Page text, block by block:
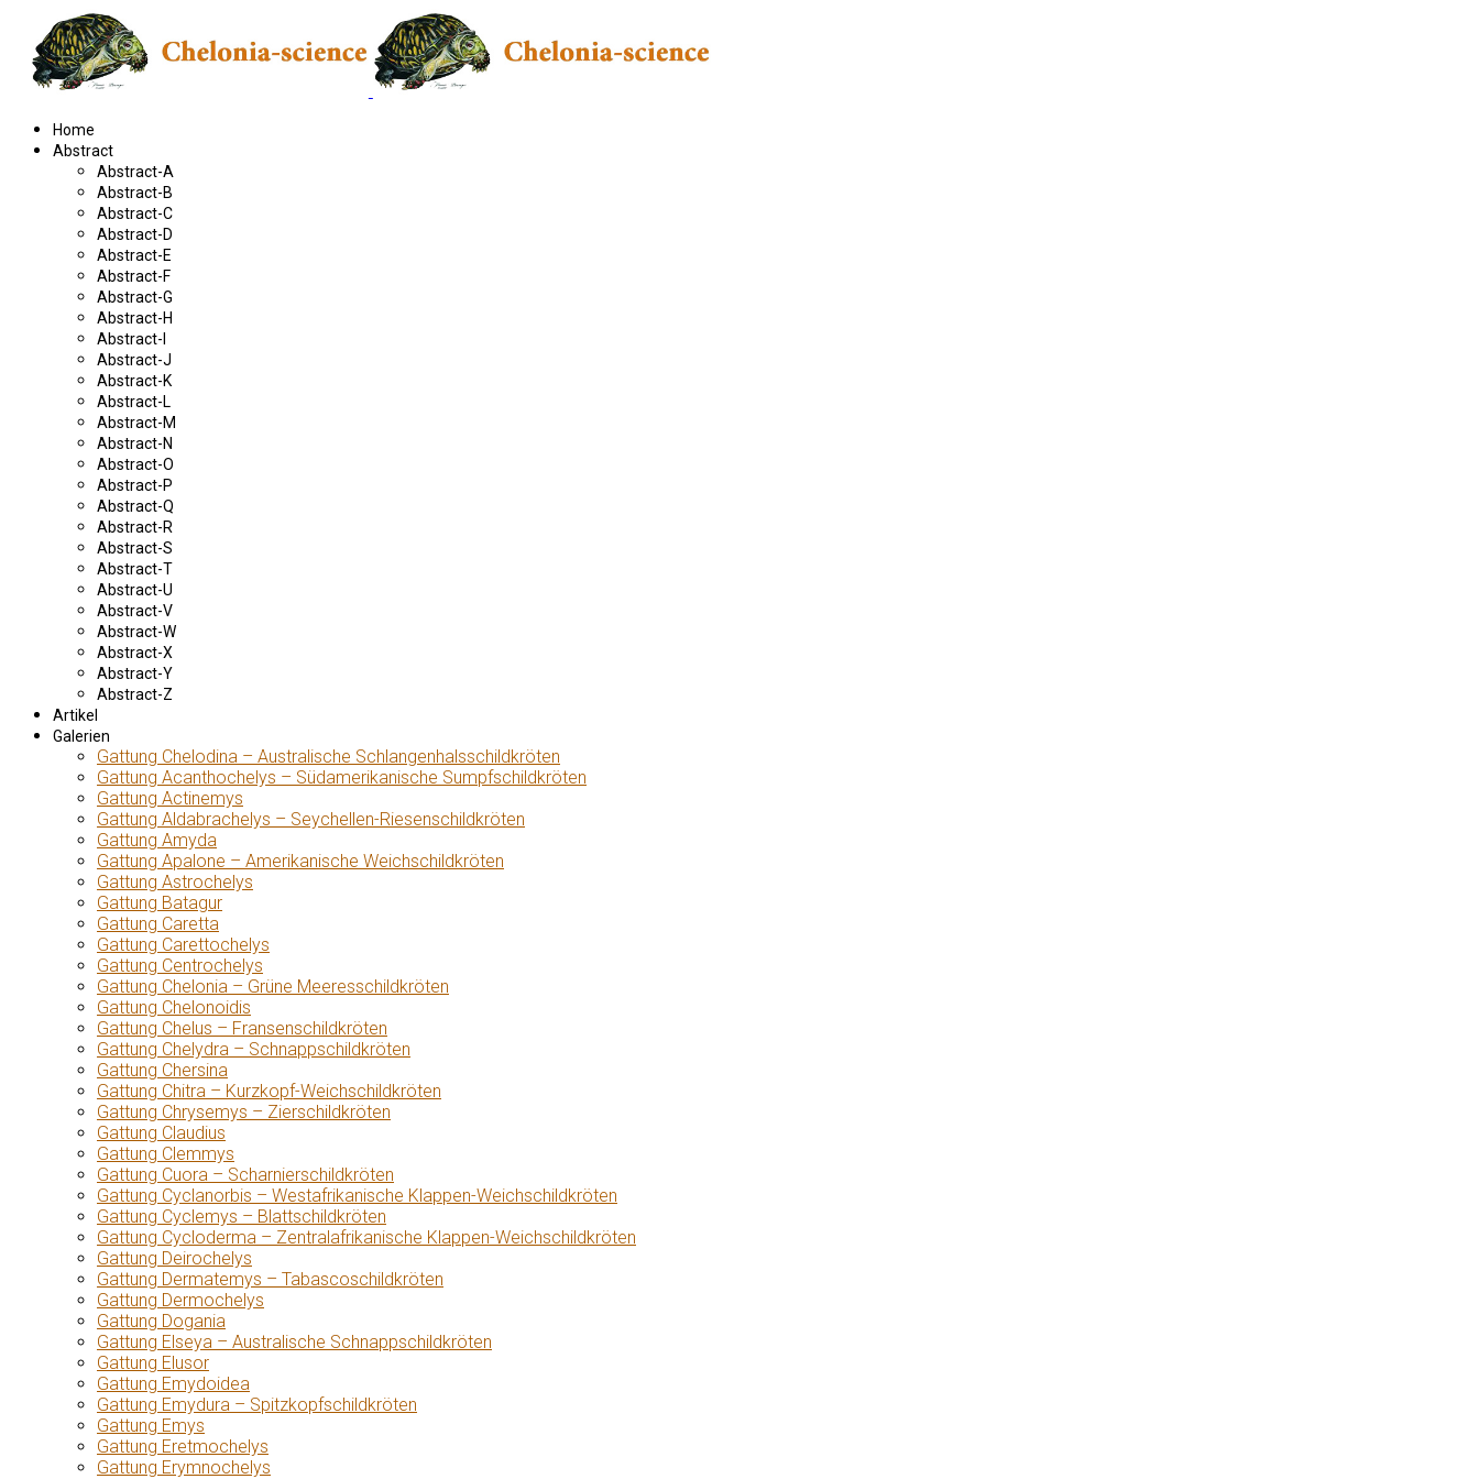
Home
Abstract
Abstract-A
Abstract-B
Abstract-C
Abstract-D
Abstract-E
Abstract-F
Abstract-G
Abstract-H
Abstract-I
Abstract-J
Abstract-K
Abstract-L
Abstract-M
Abstract-N
Abstract-O
Abstract-P
Abstract-Q
Abstract-R
Abstract-S
Abstract-T
Abstract-U
Abstract-V
Abstract-W
Abstract-X
Abstract-Y
Abstract-Z
Artikel
Galerien
Gattung Chelodina – Australische Schlangenhalsschildkröten
Gattung Acanthochelys – Südamerikanische Sumpfschildkröten
Gattung Actinemys
Gattung Aldabrachelys – Seychellen-Riesenschildkröten
Gattung Amyda
Gattung Apalone – Amerikanische Weichschildkröten
Gattung Astrochelys
Gattung Batagur
Gattung Caretta
Gattung Carettochelys
Gattung Centrochelys
Gattung Chelonia – Grüne Meeresschildkröten
Gattung Chelonoidis
Gattung Chelus – Fransenschildkröten
Gattung Chelydra – Schnappschildkröten
Gattung Chersina
Gattung Chitra – Kurzkopf-Weichschildkröten
Gattung Chrysemys – Zierschildkröten
Gattung Claudius
Gattung Clemmys
Gattung Cuora – Scharnierschildkröten
Gattung Cyclanorbis – Westafrikanische Klappen-Weichschildkröten
Gattung Cyclemys – Blattschildkröten
Gattung Cycloderma – Zentralafrikanische Klappen-Weichschildkröten
Gattung Deirochelys
Gattung Dermatemys – Tabascoschildkröten
Gattung Dermochelys
Gattung Dogania
Gattung Elseya – Australische Schnappschildkröten
Gattung Elusor
Gattung Emydoidea
Gattung Emydura – Spitzkopfschildkröten
Gattung Emys
Gattung Eretmochelys
Gattung Erymnochelys